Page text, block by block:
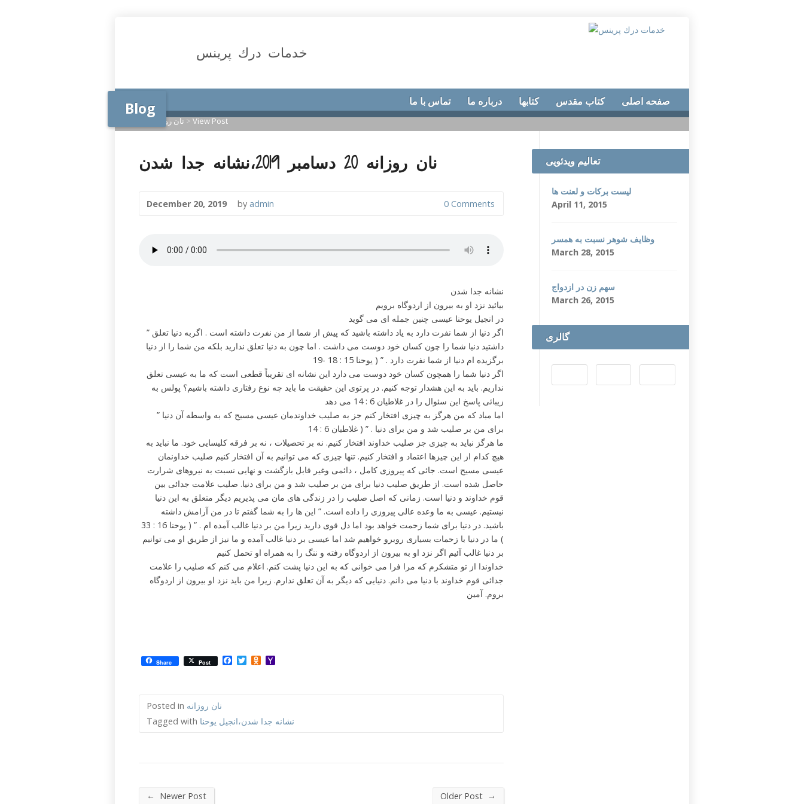
خدمات درك پرينس
تماس با ما درباره ما کتابها کتاب مقدس صفحه اصلی Blog
>نان روزانه>View Post
نان روزانه 20 دسامبر 2019،نشانه جدا شدن
December 20, 2019 by admin 0 Comments
نشانه جدا شدن
بیائید نزد او به بیرون از اردوگاه برویم
در انجیل یوحنا عیسی چنین جمله ای می گوید
” اگر دنیا از شما نفرت دارد به یاد داشته باشید که پیش از شما از من نفرت داشته است . اگربه دنیا تعلق
داشتید دنیا شما را چون کسان خود دوست می داشت . اما چون به دنیا تعلق ندارید بلکه من شما را از دنیا
برگزیده ام دنیا از شما نفرت دارد . ” ( یوحنا 15 : 18 -19
اگر دنیا شما را همچون کسان خود دوست می دارد این نشانه ای تقریباً قطعی است که ما به عیسی تعلق
نداریم. باید به این هشدار توجه کنیم. در پرتوی این حقیقت ما باید چه نوع رفتاری داشته باشیم؟ پولس به
زیبائی پاسخ این سئوال را در غلاطیان 6 : 14 می دهد
” اما مباد که من هرگز به چیزی افتخار کنم جز به صلیب خداوندمان عیسی مسیح که به واسطه آن دنیا
برای من بر صلیب شد و من برای دنیا . ” ( غلاطیان 6 : 14
ما هرگز نباید به چیزی جز صلیب خداوند افتخار کنیم. نه بر تحصیلات ، نه بر فرقه کلیسایی خود. ما نباید به
هیچ کدام از این چیزها اعتماد و افتخار کنیم. تنها چیزی که می توانیم به آن افتخار کنیم صلیب خداونمان
عیسی مسیح است. جائی که پیروزی کامل ، دائمی وغیر قابل بازگشت و نهایی نسبت به نیروهای شرارت
حاصل شده است. از طریق صلیب دنیا برای من بر صلیب شد و من برای دنیا. صلیب علامت جدائی بین
قوم خداوند و دنیا است. زمانی که اصل صلیب را در زندگی های مان می پذیریم دیگر متعلق به این دنیا
نیستیم. عیسی به ما وعده عالی پیروزی را داده است. ” این ها را به شما گفتم تا در من آرامش داشته
باشید. در دنیا برای شما زحمت خواهد بود اما دل قوی دارید زیرا من بر دنیا غالب آمده ام . ” ( یوحنا 16 : 33
) ما در دنیا با زحمات بسیاری روبرو خواهیم شد اما عیسی بر دنیا غالب آمده و ما نیز از طریق او می توانیم
بر دنیا غالب آئیم اگر نزد او به بیرون از اردوگاه رفته و ننگ را به همراه او تحمل کنیم
خداوندا از تو متشکرم که مرا فرا می خوانی که به این دنیا پشت کنم. اعلام می کنم که صلیب را علامت
جدائی قوم خداوند با دنیا می دانم. دنیایی که دیگر به آن تعلق ندارم. زیرا من باید نزد او بیرون از اردوگاه
بروم. آمین
Share Post Facebook
TwitterOdnoklassniki
Posted in نان روزانه
Tagged with نشانه جدا شدن،انجیل یوحنا
← Newer Post Older Post →
تعالیم ویدئویی
لیست برکات و لعنت ها
April 11, 2015
وظایف شوهر نسبت به همسر
March 28, 2015
سهم زن در ازدواج
March 26, 2015
گالری